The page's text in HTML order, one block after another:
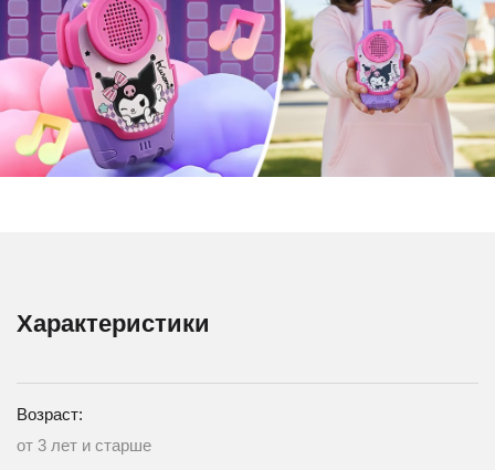
Характеристики
Возраст:
от 3 лет и старше